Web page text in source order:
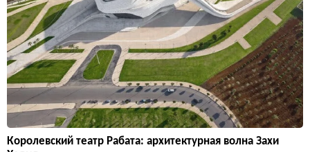
Королевский театр Рабата: архитектурная волна Захи